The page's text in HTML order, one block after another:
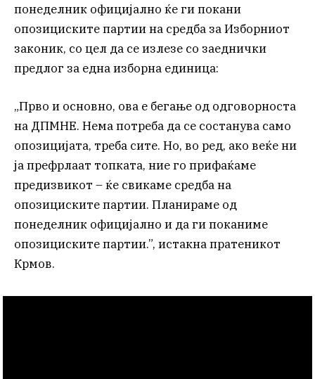
понеделник официјално ќе ги покани
опозициските партии на средба за Изборниот
законик, со цел да се излезе со заеднички
предлог за една изборна единица:
„Прво и основно, ова е бегање од одговорноста
на ДПМНЕ. Нема потреба да се состанува само
опозицијата, треба сите. Но, во ред, ако веќе ни
ја префрлаат топката, ние го прифаќаме
предизвикот – ќе свикаме средба на
опозициските партии. Планираме од
понеделник официјално и да ги поканиме
опозициските партии.”, истакна пратеникот
Крмов.